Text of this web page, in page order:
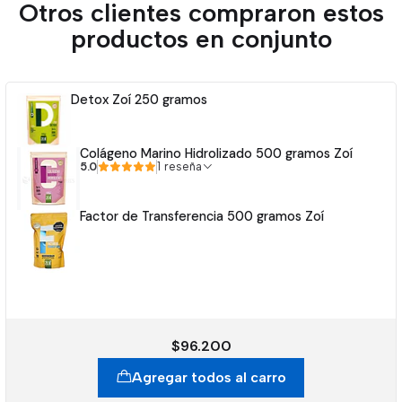
Otros clientes compraron estos
productos en conjunto
Detox Zoí 250 gramos
Colágeno Marino Hidrolizado 500 gramos Zoí
5.0 1 reseña
Factor de Transferencia 500 gramos Zoí
$96.200
Agregar todos al carro